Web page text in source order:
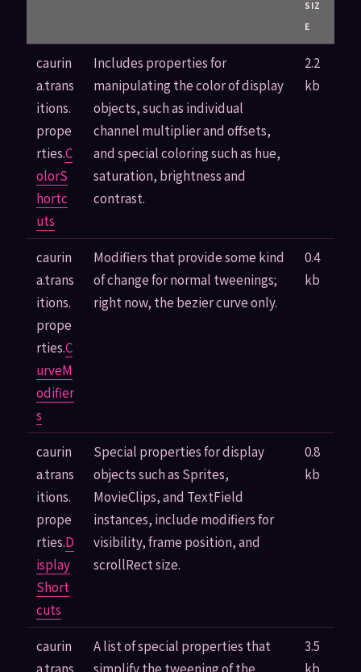
SIZ
E
caurin
a.trans
itions.
prope
rties.C
olorS
hortc
uts
Includes properties for
manipulating the color of display
objects, such as individual
channel multiplier and offsets,
and special coloring such as hue,
saturation, brightness and
contrast.
2.2
kb
caurin
a.trans
itions.
prope
rties.C
urveM
odifier
s
Modifiers that provide some kind
of change for normal tweenings;
right now, the bezier curve only.
0.4
kb
caurin
a.trans
itions.
prope
rties.D
isplay
Short
cuts
Special properties for display
objects such as Sprites,
MovieClips, and TextField
instances, include modifiers for
visibility, frame position, and
scrollRect size.
0.8
kb
caurin
a.trans
A list of special properties that
simplify the tweening of the
3.5
kb